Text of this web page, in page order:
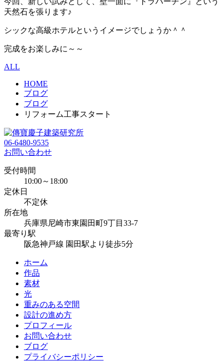
天然石を張ります♪
シックな高級ホテルというイメージでしょうか＾＾
完成をお楽しみに～～
ALL
HOME
ブログ
ブログ
リフォーム工事スタート
06-6480-9535
お問い合わせ
受付時間
10:00～18:00
定休日
不定休
所在地
兵庫県尼崎市東園田町9丁目33-7
最寄り駅
阪急神戸線 園田駅より徒歩5分
ホーム
作品
素材
光
重みのある空間
設計の進め方
プロフィール
お問い合わせ
ブログ
プライバシーポリシー